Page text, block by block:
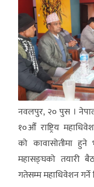
विचार/
ब्लग
खेलकुद
रोचक
अन्य
क्लिक
खबर
विशेष
राशिफल
नवलपुर, २० पुस ।
१०औँ राष्ट्रिय
को कावासोतीमा
महासङ्घको तयारी
गतेसम्म महाधिवेशन गर्ने